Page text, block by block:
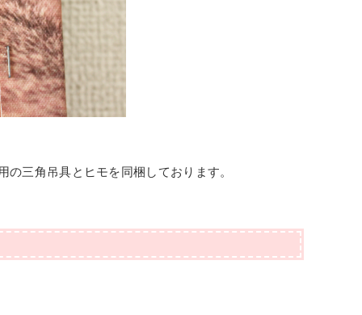
三角吊具とヒモを同梱しております。